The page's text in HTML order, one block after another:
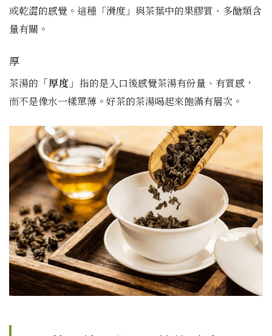
或乾澀的感覺。這種「滑度」與茶葉中的果膠質、多醣類含
量有關。
厚
茶湯的 「厚度」 指的是入口後感覺茶湯有份量、有質感，
而不是像水一樣單薄。好茶的茶湯喝起來飽滿有層次。